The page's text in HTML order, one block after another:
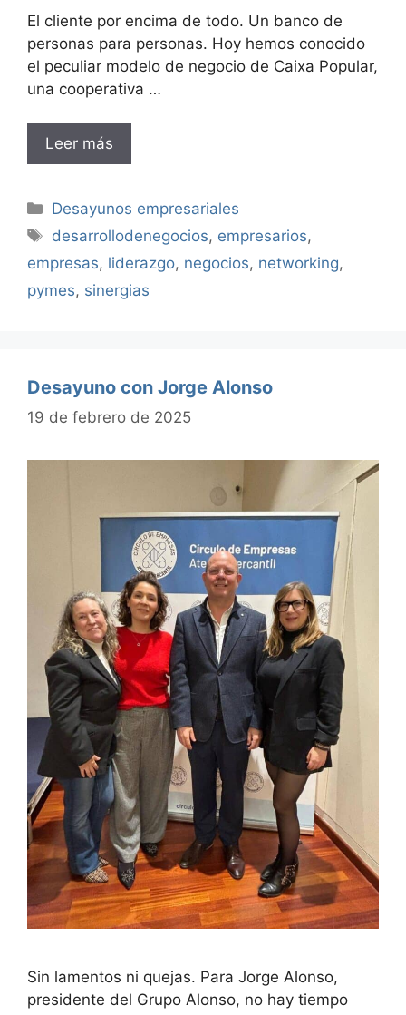
El cliente por encima de todo. Un banco de
personas para personas. Hoy hemos conocido
el peculiar modelo de negocio de Caixa Popular,
una cooperativa …
Leer más
Categorías
Desayunos empresariales
Etiquetas
desarrollodenegocios, empresarios,
empresas, liderazgo, negocios, networking,
pymes, sinergias
Desayuno con Jorge Alonso
19 de febrero de 2025
Sin lamentos ni quejas. Para Jorge Alonso,
presidente del Grupo Alonso, no hay tiempo